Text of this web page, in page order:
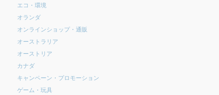
エコ・環境
オランダ
オンラインショップ・通販
オーストラリア
オーストリア
カナダ
キャンペーン・プロモーション
ゲーム・玩具